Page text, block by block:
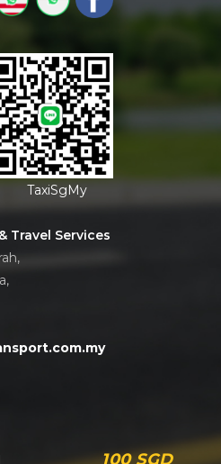
TaxiSgMy
Travel Services
100 SGD